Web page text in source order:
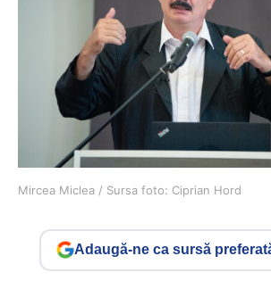
Mircea Miclea / Sursa foto: Ciprian Hord
Adaugă-ne ca sursă